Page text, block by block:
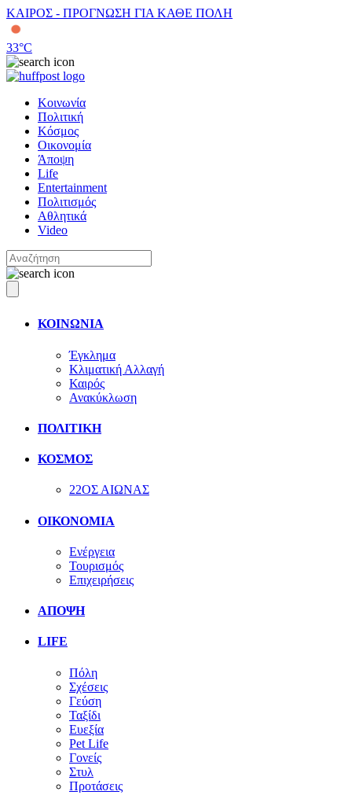
ΚΑΙΡΟΣ - ΠΡΟΓΝΩΣΗ ΓΙΑ ΚΑΘΕ ΠΟΛΗ
33°C
Κοινωνία
Πολιτική
Κόσμος
Οικονομία
Άποψη
Life
Entertainment
Πολιτισμός
Αθλητικά
Video
ΚΟΙΝΩΝΙΑ
Έγκλημα
Κλιματική Αλλαγή
Καιρός
Ανακύκλωση
ΠΟΛΙΤΙΚΗ
ΚΟΣΜΟΣ
22ΟΣ ΑΙΩΝΑΣ
ΟΙΚΟΝΟΜΙΑ
Ενέργεια
Τουρισμός
Επιχειρήσεις
ΑΠΟΨΗ
LIFE
Πόλη
Σχέσεις
Γεύση
Ταξίδι
Ευεξία
Pet Life
Γονείς
Στυλ
Προτάσεις